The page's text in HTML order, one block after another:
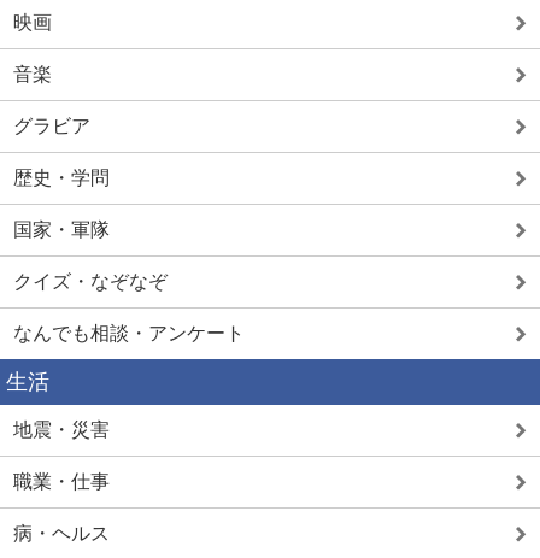
映画
音楽
グラビア
歴史・学問
国家・軍隊
クイズ・なぞなぞ
なんでも相談・アンケート
生活
地震・災害
職業・仕事
病・ヘルス